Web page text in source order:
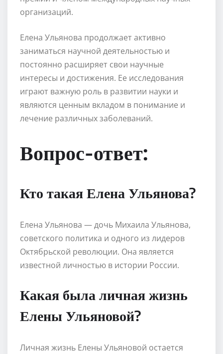
организаций.
Елена Ульянова продолжает активно
заниматься научной деятельностью и
постоянно расширяет свои научные
интересы и достижения. Ее исследования
играют важную роль в развитии науки и
являются ценным вкладом в понимание и
лечение различных заболеваний.
Вопрос-ответ:
Кто такая Елена Ульянова?
Елена Ульянова — дочь Михаила Ульянова,
советского политика и одного из лидеров
Октябрьской революции. Она является
известной личностью в истории России.
Какая была личная жизнь
Елены Ульяновой?
Личная жизнь Елены Ульяновой остается